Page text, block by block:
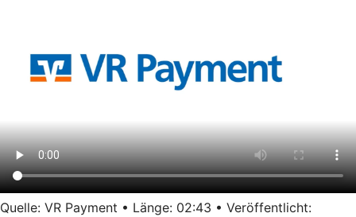
Quelle: VR Payment • Länge: 02:43 • Veröffentlicht: